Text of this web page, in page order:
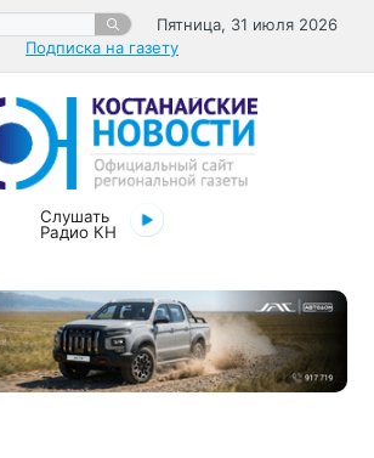
Пятница, 31 июля 2026
Подписка на газету
Слушать
Радио КН